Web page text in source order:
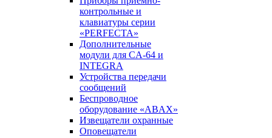
контрольные и
клавиатуры серии
«PERFECTA»
Дополнительные
модули для CA-64 и
INTEGRA
Устройства передачи
сообщений
Беспроводное
оборудование «ABAX»
Извещатели охранные
Оповещатели